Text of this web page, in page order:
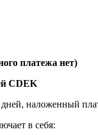
платежа нет)
CDEK
дней, наложенный
в себя: